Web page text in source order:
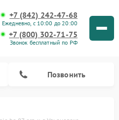
+7 (842) 242-47-68
Ежедневно, с 10:00 до 20:00
+7 (800) 302-71-75
Звонок бесплатный по РФ
Позвонить